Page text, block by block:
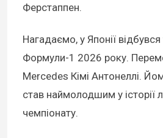
Ферстаппен.
Нагадаємо, у Японії відбувся
Формули-1 2026 року.
Mercedes Кімі Антонеллі.
став наймолодшим у історії
чемпіонату.